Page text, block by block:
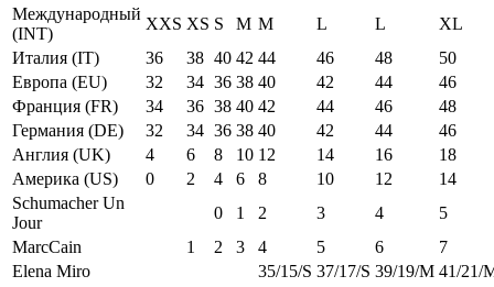
Международный
(INT)
XXS XS S M M L L
XL
Италия (IT)
36 38 40 42 44 46 48
50
Европа (EU)
32 34 36 38 40 42 44
46
Франция (FR)
34 36 38 40 42 44 46
48
Германия (DE)
32 34 36 38 40 42 44
46
Англия (UK)
4 6 8 10 12 14 16
18
Америка (US)
0 2 4 6 8 10 12
14
Schumacher Un
Jour
0 1 2 3 4
5
MarcCain
1 2 3 4 5 6
7
Elena Miro
35/15/S 37/17/S 39/19/M 41/21/